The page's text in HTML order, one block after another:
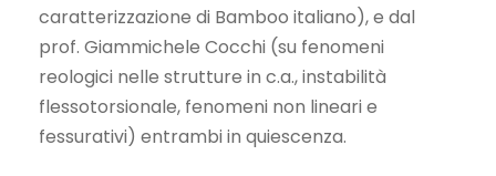
caratterizzazione di Bamboo italiano), e dal
prof. Giammichele Cocchi (su fenomeni
reologici nelle strutture in c.a., instabilità
flessotorsionale, fenomeni non lineari e
fessurativi) entrambi in quiescenza.